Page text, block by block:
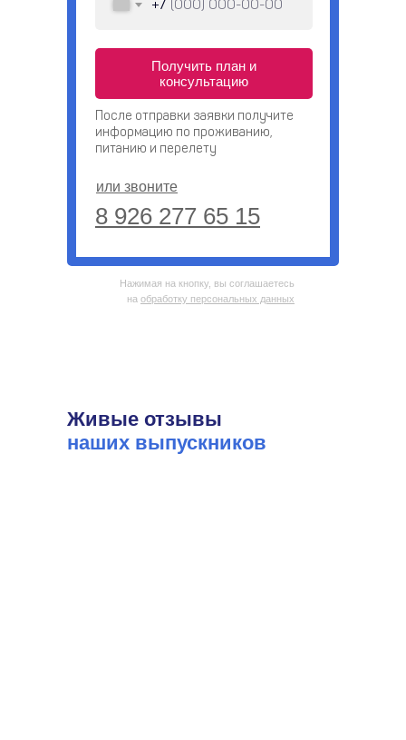
+7
Получить план и
консультацию
Нажимая на кнопку, вы соглашаетесь
на обработку персональных данных
или звоните
После отправки заявки получите
информацию по проживанию,
питанию и перелету
8 926 277 65 15
Живые отзывы
наших выпускников